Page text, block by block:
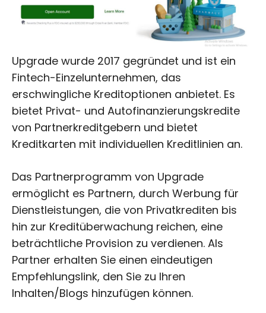
Upgrade wurde 2017 gegründet und ist ein
Fintech-Einzelunternehmen, das
erschwingliche Kreditoptionen anbietet. Es
bietet Privat- und Autofinanzierungskredite
von Partnerkreditgebern und bietet
Kreditkarten mit individuellen Kreditlinien an.
Das Partnerprogramm von Upgrade
ermöglicht es Partnern, durch Werbung für
Dienstleistungen, die von Privatkrediten bis
hin zur Kreditüberwachung reichen, eine
beträchtliche Provision zu verdienen. Als
Partner erhalten Sie einen eindeutigen
Empfehlungslink, den Sie zu Ihren
Inhalten/Blogs hinzufügen können.